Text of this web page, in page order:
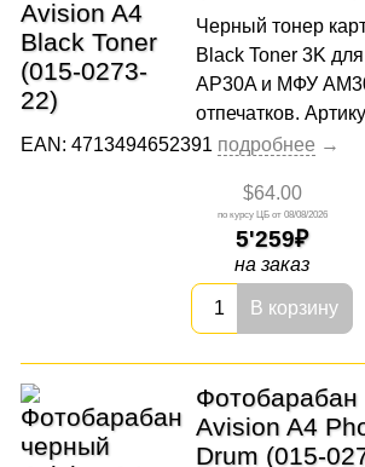
Черный тонер
Black Toner 3K
AP30A и МФУ
отпечатков.
EAN: 4713494652391
$64.00
08/08/2026
5'259
на заказ
В корзину
Avision A4
Drum (015-